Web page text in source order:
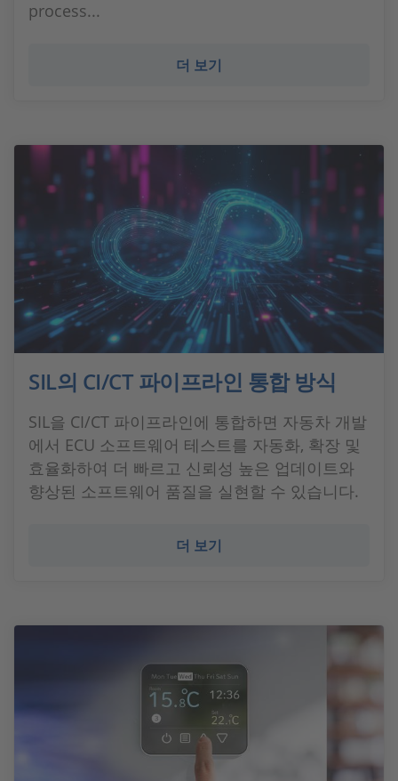
process...
더 보기
SIL의 CI/CT 파이프라인 통합 방식
SIL을 CI/CT 파이프라인에 통합하면 자동차 개발
에서 ECU 소프트웨어 테스트를 자동화, 확장 및
효율화하여 더 빠르고 신뢰성 높은 업데이트와
향상된 소프트웨어 품질을 실현할 수 있습니다.
더 보기